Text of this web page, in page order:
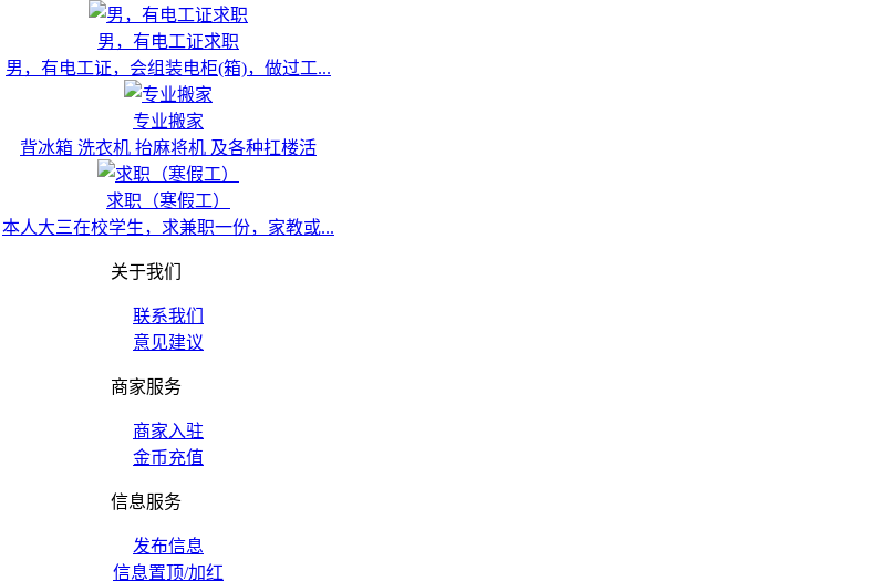
男，有电工证求职
男，有电工证，会组装电柜(箱)，做过工...
专业搬家
背冰箱 洗衣机 抬麻将机 及各种扛楼活
求职（寒假工）
本人大三在校学生，求兼职一份，家教或...
关于我们
联系我们
意见建议
商家服务
商家入驻
金币充值
信息服务
发布信息
信息置顶/加红